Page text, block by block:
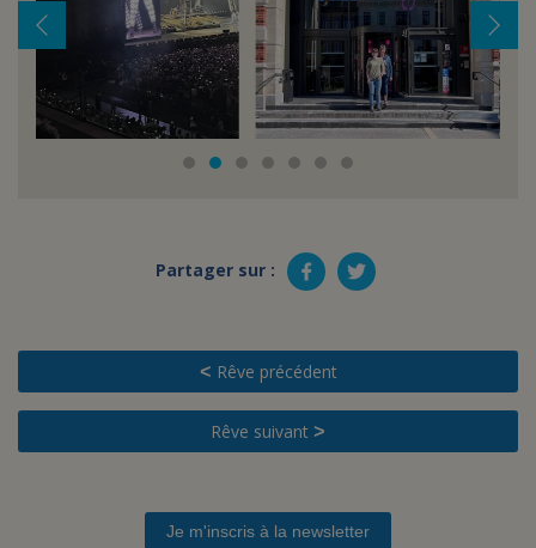
Partager sur :
< Rêve précédent
Rêve suivant >
Je m'inscris à la newsletter